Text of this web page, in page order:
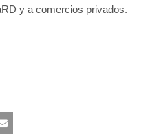
y a comercios privados.